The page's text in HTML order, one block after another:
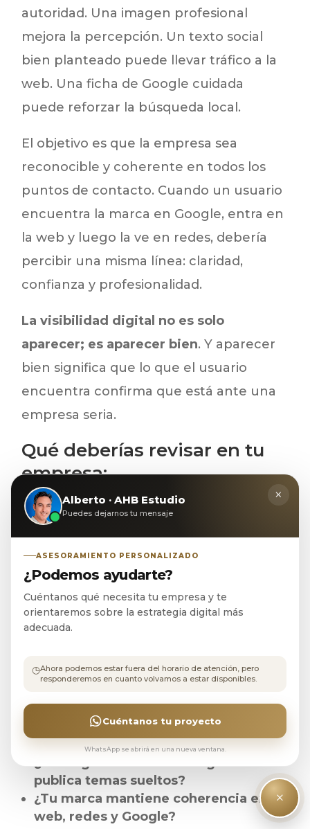
autoridad. Una imagen profesional
mejora la percepción. Un texto social
bien planteado puede llevar tráfico a la
web. Una ficha de Google cuidada
puede reforzar la búsqueda local.
El objetivo es que la empresa sea
reconocible y coherente en todos los
puntos de contacto. Cuando un usuario
encuentra la marca en Google, entra en
la web y luego la ve en redes, debería
percibir una misma línea: claridad,
confianza y profesionalidad.
La visibilidad digital no es solo
aparecer; es aparecer bien. Y aparecer
bien significa que lo que el usuario
encuentra confirma que está ante una
empresa seria.
Qué deberías revisar en tu
empresa:
Si quieres saber si tu empresa está
preparada para este nuevo escenario,
puedes empezar revisando algunas
preguntas sencillas. No hace falta
responderlas de forma perfecta, pero sí
con honestidad.
servicios principales?
dudas reales de tus clientes?
¿Tus páginas están pensadas para
búsquedas concretas?
publica temas sueltos?
¿Tu marca mantiene coherencia entre
web, redes y Google?
Alberto · AHB Estudio
Puedes dejarnos tu mensaje
×
ASESORAMIENTO PERSONALIZADO
¿Podemos ayudarte?
Cuéntanos qué necesita tu empresa y te
orientaremos sobre la estrategia digital más
adecuada.
◷Ahora podemos estar fuera del horario de atención, pero
responderemos en cuanto volvamos a estar disponibles.
Cuéntanos tu proyecto
WhatsApp se abrirá en una nueva ventana.
×